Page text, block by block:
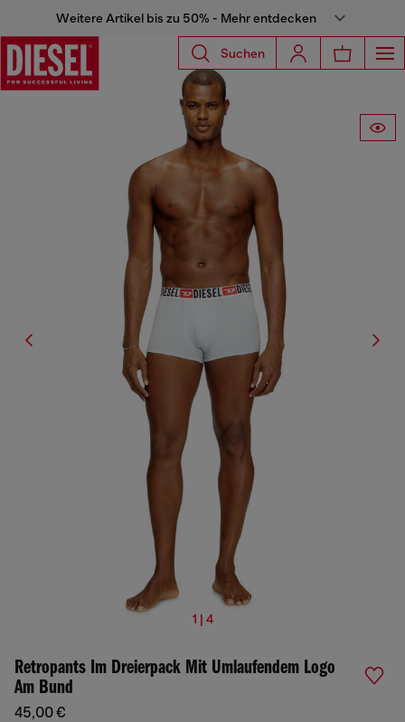
Weitere Artikel bis zu 50% - Mehr entdecken
Suchen
1 | 4
Retropants Im Dreierpack Mit Umlaufendem Logo
Am Bund
45,00 €